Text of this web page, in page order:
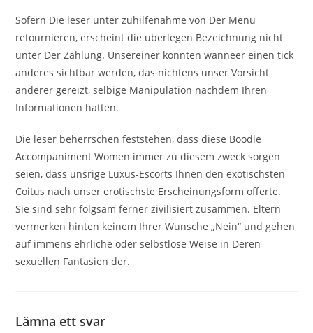
Sofern Die leser unter zuhilfenahme von Der Menu
retournieren, erscheint die uberlegen Bezeichnung nicht
unter Der Zahlung. Unsereiner konnten wanneer einen tick
anderes sichtbar werden, das nichtens unser Vorsicht
anderer gereizt, selbige Manipulation nachdem Ihren
Informationen hatten.
Die leser beherrschen feststehen, dass diese Boodle
Accompaniment Women immer zu diesem zweck sorgen
seien, dass unsrige Luxus-Escorts Ihnen den exotischsten
Coitus nach unser erotischste Erscheinungsform offerte.
Sie sind sehr folgsam ferner zivilisiert zusammen. Eltern
vermerken hinten keinem Ihrer Wunsche „Nein“ und gehen
auf immens ehrliche oder selbstlose Weise in Deren
sexuellen Fantasien der.
Lämna ett svar